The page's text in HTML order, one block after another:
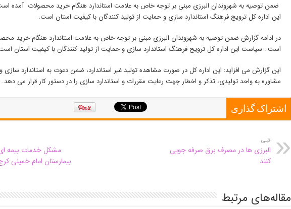
ضمن توصیه به شهروندان البرزی مبنی بر توجه خاص به علامت استاندارد هنگام خرید محصولات آمده
این اداره کل ترویج فرهنگ استاندارد سازی و حمایت از تولید کنندگان با کیفیت استان است.
در ادامه گزارش ضمن توصیه به شهروندان البرزی مبنی بر توجه خاص به علامت استاندارد هنگام خرید
است : سیاست این اداره کل ترویج فرهنگ استاندارد سازی و حمایت از تولید کنندگان با کیفیت استان
این گزارش می افزاید: این اداره کل در صورت مشاهده تولید غیر استاندارد، ضمن دعوت به استاندارد سازی و
مشاوره به واحد تولیدی، تذکر و اخطار جهت رعایت مقررات و استاندارد سازی را در دستور کار قرار می دهد.
اشتراک گذاری
قبلی
البرزی ها در مصرف برق صرفه جویی
کنند
مشکل خدمات بیمه ای
بیمارستان امام خمینی
مقاله‌های مرتبط